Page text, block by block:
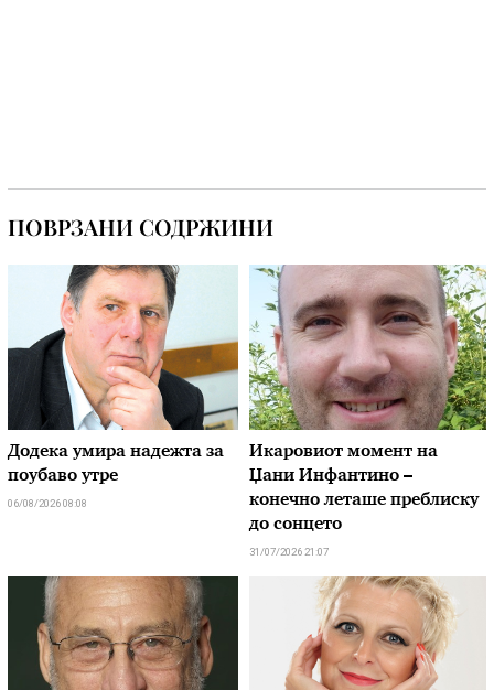
ПОВРЗАНИ СОДРЖИНИ
Додека умира надежта за
поубаво утре
06/08/2026 08:08
Икаровиот момент на
Џани Инфантино –
конечно леташе преблиску
до сонцето
31/07/2026 21:07